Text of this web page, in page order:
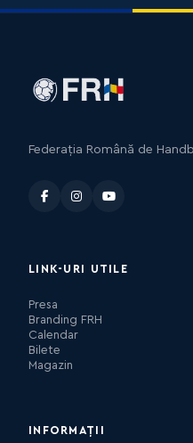
Federația Română de
LINK-URI UTILE
Presa
Branding FRH
Calendar
Bilete
Magazin
INFORMAȚII